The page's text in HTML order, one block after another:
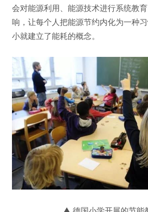
会对能源利用、能源技术进行系统教
响，让每个人把能源节约内化为一种
小就建立了能耗的概念。